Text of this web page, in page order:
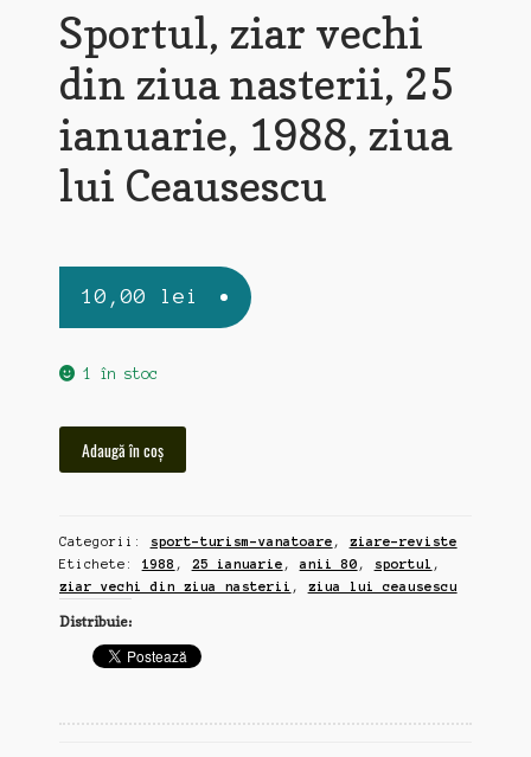
Sportul, ziar vechi
din ziua nasterii, 25
ianuarie, 1988, ziua
lui Ceausescu
10,00 lei
1 în stoc
Sportul,
din
ziua
nasterii,
25
ianuarie,
lui
Adaugă în coș
Categorii: sport-turism-vanatoare , ziare-reviste
Etichete: 1988 , 25 ianuarie ,anii 80 , sportul ,
ziar vechi din ziua nasterii , ziua lui ceausescu
Distribuie: